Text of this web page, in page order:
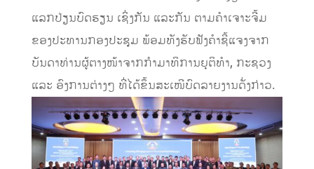
ແລກປ່ຽນບົດຮຽນ ເຊິ່ງກັນ ແລະກັນ ຕາມຄໍາເຈາະຈີ້ມ
ຂອງປະທານກອງປະຊຸມ ພ້ອມທັງຮັບຟັງຄໍາຊີ້ແຈງຈາກ
ບັນດາທ່ານຜູ້ຕາງໜ້າຈາກກໍາມາທິການຍຸຕິທໍາ, ກະຊວງ
ແລະ ອົງການຕ່າງໆ ທີ່ໄດ້ຂຶ້ນສະເໜີບົດລາຍງານດັ່ງກ່າວ.